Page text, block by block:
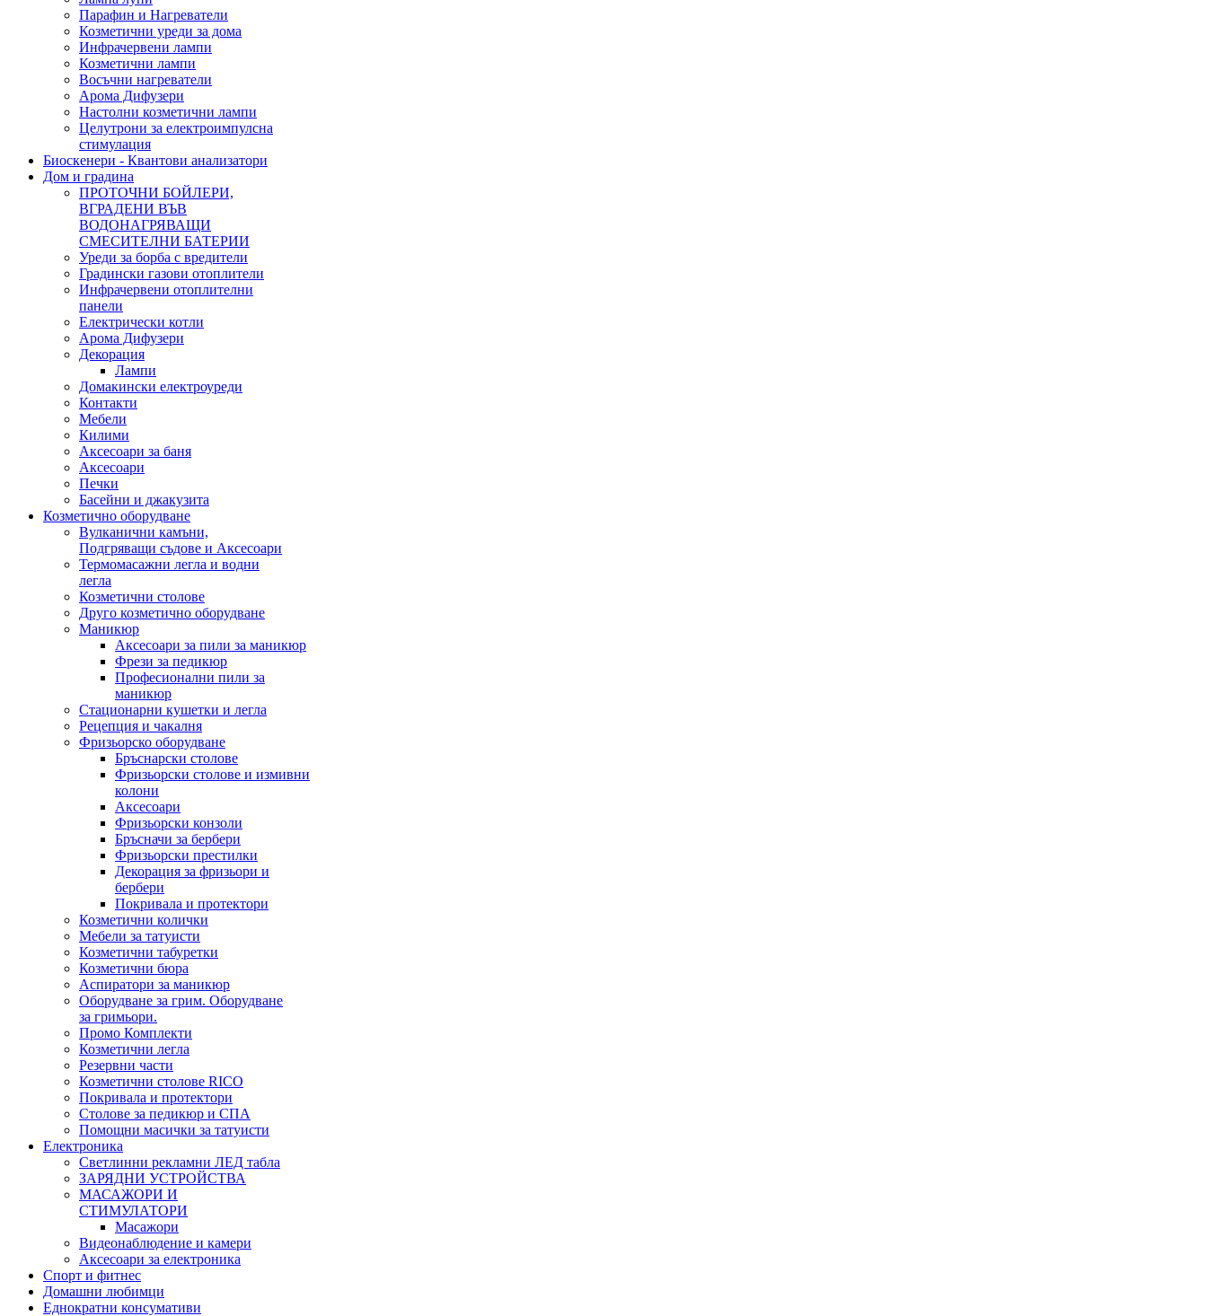
Парафин и Нагреватели
Козметични уреди за дома
Инфрачервени лампи
Козметични лампи
Восъчни нагреватели
Арома Дифузери
Настолни козметични лампи
Целутрони за електроимпулсна
стимулация
Биоскенери - Квантови анализатори
Дом и градина
ПРОТОЧНИ БОЙЛЕРИ,
ВГРАДЕНИ ВЪВ
ВОДОНАГРЯВАЩИ
СМЕСИТЕЛНИ БАТЕРИИ
Уреди за борба с вредители
Градински газови отоплители
Инфрачервени отоплителни
панели
Електрически котли
Арома Дифузери
Декорация
Лампи
Домакински електроуреди
Контакти
Мебели
Килими
Аксесоари за баня
Аксесоари
Печки
Басейни и джакузита
Козметично оборудване
Вулканични камъни,
Подгряващи съдове и Аксесоари
Термомасажни легла и водни
легла
Козметични столове
Друго козметично оборудване
Маникюр
Аксесоари за пили за маникюр
Фрези за педикюр
Професионални пили за
маникюр
Стационарни кушетки и легла
Рецепция и чакалня
Фризьорско оборудване
Бръснарски столове
Фризьорски столове и измивни
колони
Аксесоари
Фризьорски конзоли
Бръсначи за бербери
Фризьорски престилки
Декорация за фризьори и
бербери
Покривала и протектори
Козметични колички
Мебели за татуисти
Козметични табуретки
Козметични бюра
Аспиратори за маникюр
Оборудване за грим. Оборудване
за гримьори.
Промо Комплекти
Козметични легла
Резервни части
Козметични столове RICO
Покривала и протектори
Столове за педикюр и СПА
Помощни масички за татуисти
Електроника
Светлинни рекламни ЛЕД табла
ЗАРЯДНИ УСТРОЙСТВА
МАСАЖОРИ И
СТИМУЛАТОРИ
Масажори
Видеонаблюдение и камери
Аксесоари за електроника
Спорт и фитнес
Домашни любимци
Еднократни консумативи